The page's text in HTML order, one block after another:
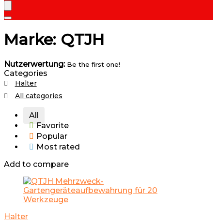
Marke: QTJH
Nutzerwertung: Be the first one!
Categories
Halter
All categories
All
Favorite
Popular
Most rated
Add to compare
Halter